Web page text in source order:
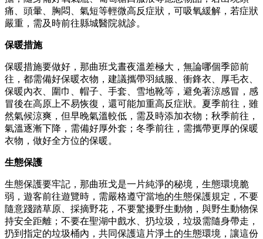
痛、頭暈、胸悶、氣短等輕微高反症狀，可吸氧緩解，若症狀
嚴重，需及時前往縣城醫院就診。
保暖措施
保暖措施要做好，那曲班戈晝夜溫差極大，無論哪個季節前
往，都需備好保暖衣物，建議攜帶羽絨服、衝鋒衣、厚毛衣、
保暖內衣、圍巾、帽子、手套、雪地靴等，避免著涼感冒，感
冒後在高原上不易恢復，還可能加重高反症狀。夏季前往，雖
然氣候涼爽，但早晚氣溫較低，需及時添加衣物；秋季前往，
氣溫逐漸下降，需備好厚外套；冬季前往，需攜帶更厚的保暖
衣物，做好全方位的保暖。
生態保護
生態保護要牢記，那曲班戈是一片純淨的秘境，生態環境脆
弱，遊客前往遊覽時，需嚴格遵守當地的生態保護規定，不要
隨意踐踏草原、採摘野花，不要驚擾野生動物，與野生動物保
持安全距離；不要在聖湖中戲水、扔垃圾，垃圾需隨身帶走，
扔到指定的垃圾桶內，共同保護這片淨土的生態環境，讓這份